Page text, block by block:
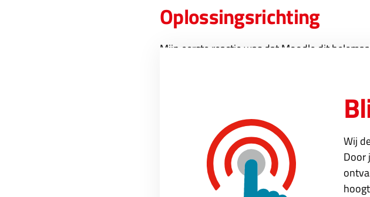
Oplossingsrichting
Mijn eerste reactie was dat Moodle dit
samen uit te zoeken. Er worden wel cookies
waren het probleem niet. Maar wat binnen
De eerste oplossingsrichting bleek gelijk de
dit video-platform plaatst wel trackings
gewoon online blijven.
Wij
Door